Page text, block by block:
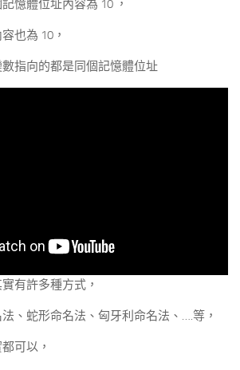
憶體位址內容為 10 ，
也為 10，
指向的都是同個記憶體位址
有許多種方式，
、蛇形命名法、匈牙利命名法、….等，
可以，